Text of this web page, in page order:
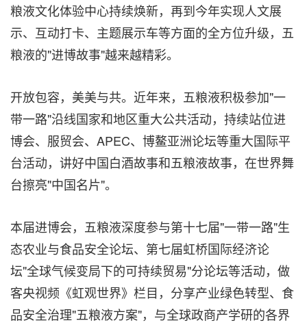
粮液文化体验中心持续焕新，再到今年实现人文展
示、互动打卡、主题展示车等方面的全方位升级，五
粮液的"进博故事"越来越精彩。
开放包容，美美与共。近年来，五粮液积极参加"一
带一路"沿线国家和地区重大公共活动，持续站位进
博会、服贸会、APEC、博鳌亚洲论坛等重大国际平
台活动，讲好中国白酒故事和五粮液故事，在世界舞
台擦亮"中国名片"。
本届进博会，五粮液深度参与第十七届"一带一路"生
态农业与食品安全论坛、第七届虹桥国际经济论
坛"全球气候变局下的可持续贸易"分论坛等活动，做
客央视频《虹观世界》栏目，分享产业绿色转型、食
品安全治理"五粮液方案"，与全球政商产学研的各界